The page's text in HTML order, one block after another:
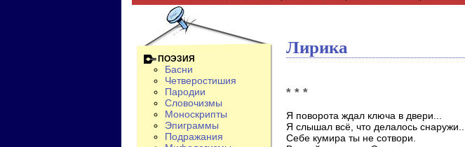
Лирика
* * *
Я поворота ждал ключа в двери...
Я слышал всё, что делалось снаружи...
Себе кумира ты не сотвори.
ПОЭЗИЯ
Басни
Четверостишия
Пародии
Словочизмы
Моноскрипты
Эпиграммы
Подражания